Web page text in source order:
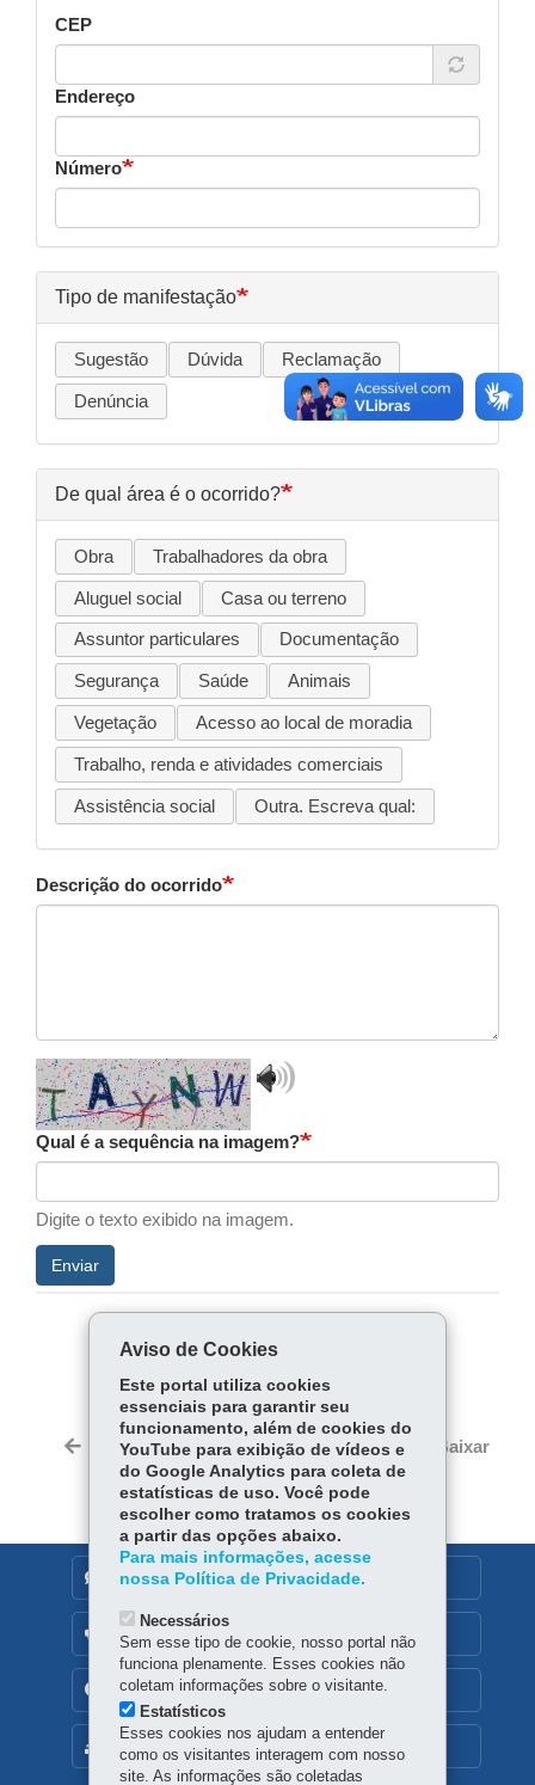
CEP
Endereço
Número
Tipo de manifestação
Sugestão Dúvida Reclamação
Denúncia
De qual área é o ocorrido?
Obra Trabalhadores da obra
Aluguel social Casa ou terreno
Assuntor particulares Documentação
Segurança Saúde Animais
Vegetação Acesso ao local de moradia
Trabalho, renda e atividades comerciais
Assistência social Outra. Escreva qual:
Descrição do ocorrido
Play
validation
Qual é a sequência na imagem?
Digite o texto exibido na imagem.
Enviar
COMPARTILHE:
FacebookWhatsApp
Voltar Início Imprimir Baixar
MAPA DO SITE
DENUNCIE CORRUPÇÃO
OUVIDORIA
TRANSPARÊNCIA INSTITUCIONAL
Aviso de Cookies
Este portal utiliza cookies
essenciais para garantir seu
funcionamento, além de cookies do
YouTube para exibição de vídeos e
do Google Analytics para coleta de
estatísticas de uso. Você pode
escolher como tratamos os cookies
a partir das opções abaixo.
Para mais informações, acesse
nossa Política de Privacidade.
Necessários
Sem esse tipo de cookie, nosso portal não
funciona plenamente. Esses cookies não
coletam informações sobre o visitante.
Estatísticos
Esses cookies nos ajudam a entender
como os visitantes interagem com nosso
site. As informações são coletadas